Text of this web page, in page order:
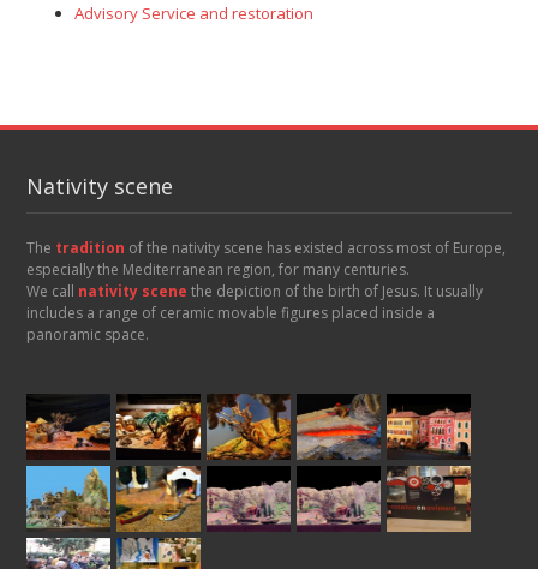
Advisory Service and restoration
Nativity scene
The tradition of the nativity scene has existed across most of Europe,
especially the Mediterranean region, for many centuries.
We call nativity scene the depiction of the birth of Jesus. It usually
includes a range of ceramic movable figures placed inside a
panoramic space.